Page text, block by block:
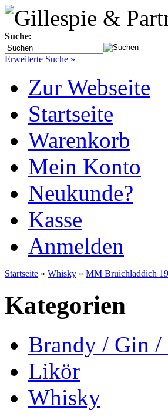
Suche:
Erweiterte Suche »
Zur Webseite
Startseite
Warenkorb
Mein Konto
Neukunde?
Kasse
Anmelden
Startseite » Whisky » MM Bruichladdich
Kategorien
Brandy / Gin /
Likör
Whisky